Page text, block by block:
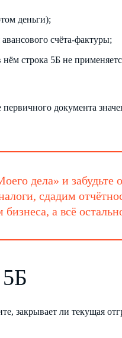
деньги);
счёта-фактуры;
строка 5Б не
документа
дела» и
сдадим
а всё
закрывает ли текущая